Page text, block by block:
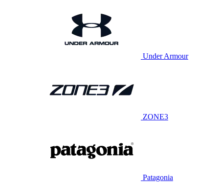
Under Armour
ZONE3
Patagonia